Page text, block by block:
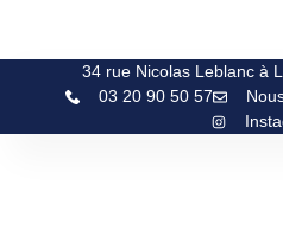
34 rue Nicolas Leblanc à
03 20 90 50 57